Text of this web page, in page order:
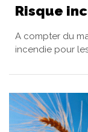
Risque
A compter du
incendie pour